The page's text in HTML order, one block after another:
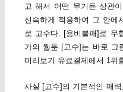
고 해서 어떤 무기든 상관
신속하게 적응하여 그 안에
로 고수다. [용비불패]로 무
가의 웹툰 [고수]는 바로 그
미리보기 유료결제에서 1위
사실 [고수]의 기본적인 매